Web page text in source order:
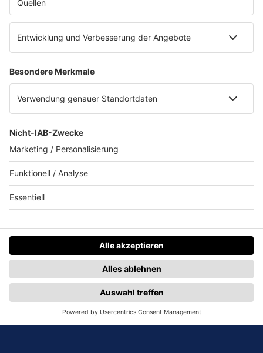
Werbespots, Sonderwerbeformen o.ä., sind
beschränkt auf das jeweilige UKW-Sendegebiet
gemäß Auftrag bzw. das durch den jeweiligen
den bekannten Übertragungswegen. Eine
Südwest zulässig.
III. Auftragsabwicklung
1. Der Auftraggeber verpflichtet sich, die
Unterlagen für den Auftrag unaufgefordert
spätestens bis zwei Werktage vor Erstausstrahlung
vollständig zu liefern.
2. Kommen Werbesendungen gar nicht oder
falsch bzw. unvollständig zur Ausstrahlung bzw.